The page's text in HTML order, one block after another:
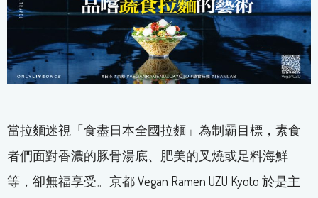
當拉麵迷視「食盡日本全國拉麵」為制霸目標，素食
者們面對香濃的豚骨湯底、肥美的叉燒或足料海鮮
等，卻無福享受。京都 Vegan Ramen UZU Kyoto 於是主